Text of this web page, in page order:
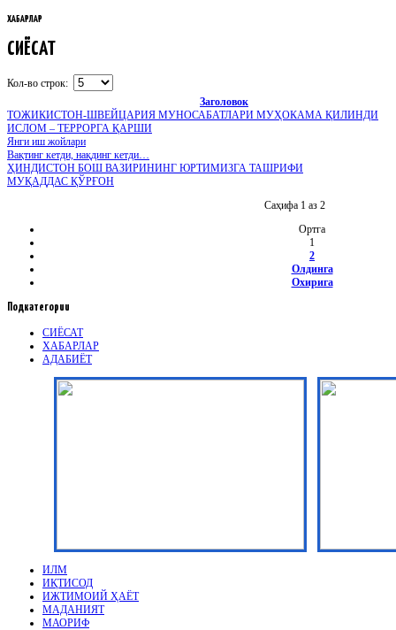
ХАБАРЛАР
СИЁСАТ
Кол-во строк:
Заголовок
ТОЖИКИСТОН-ШВЕЙЦАРИЯ МУНОСАБАТЛАРИ МУҲОКАМА ҚИЛИНДИ
ИСЛОМ – ТЕРРОРГА ҚАРШИ
Янги иш жойлари
Вақтинг кетди, нақдинг кетди…
ҲИНДИСТОН БОШ ВАЗИРИНИНГ ЮРТИМИЗГА ТАШРИФИ
МУҚАДДАС ҚЎРҒОН
Саҳифа 1 аз 2
Ортга
1
2
Олдинга
Охирига
Подкатегории
СИЁСАТ
ХАБАРЛАР
АДАБИЁТ
ИЛМ
ИҚТИСОД
ИЖТИМОИЙ ҲАЁТ
МАДАНИЯТ
МАОРИФ